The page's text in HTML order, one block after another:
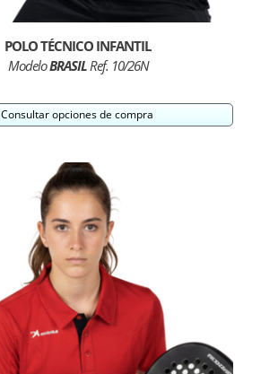
POLO TÉCNICO INFANTIL
ModeloBRASIL Ref. 10/26N
Consultar opciones de compra